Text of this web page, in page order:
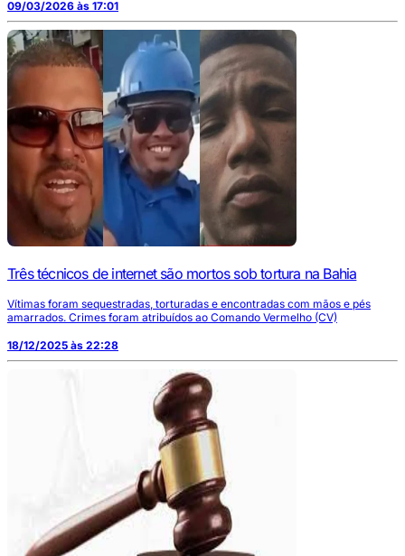
09/03/2026 às 17:01
Três técnicos de internet são mortos sob tortura na Bahia
Vítimas foram sequestradas, torturadas e encontradas com mãos e pés
amarrados. Crimes foram atribuídos ao Comando Vermelho (CV)
18/12/2025 às 22:28